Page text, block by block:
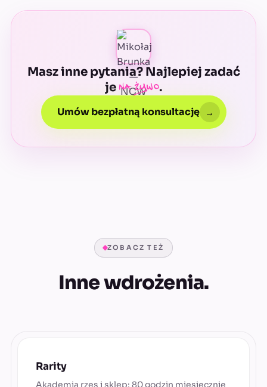
Masz inne pytania? Najlepiej zadać
je na żywo.
Umów bezpłatną konsultację →
ZOBACZ TEŻ
Inne wdrożenia.
Rarity
Akademia rzęs i sklep: 80 godzin miesięcznie